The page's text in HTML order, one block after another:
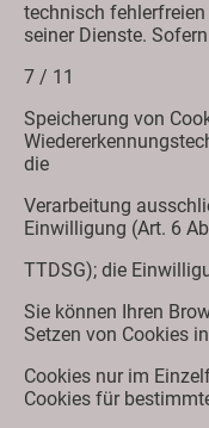
technisch
seiner Dienste.
7 / 11
Speicherung von
die
Verarbeitung
Einwilligung (Art. 6
TTDSG); die
Sie können Ihren
Setzen von Cookies
Cookies nur im
Cookies für